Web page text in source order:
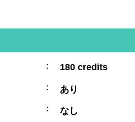
: 180 credits
: あり
: なし